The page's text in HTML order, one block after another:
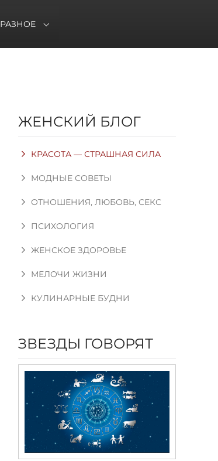
РАЗНОЕ
ЖЕНСКИЙ БЛОГ
КРАСОТА — СТРАШНАЯ СИЛА
МОДНЫЕ СОВЕТЫ
ОТНОШЕНИЯ, ЛЮБОВЬ, СЕКС
ПСИХОЛОГИЯ
ЖЕНСКОЕ ЗДОРОВЬЕ
МЕЛОЧИ ЖИЗНИ
КУЛИНАРНЫЕ БУДНИ
ЗВЕЗДЫ ГОВОРЯТ